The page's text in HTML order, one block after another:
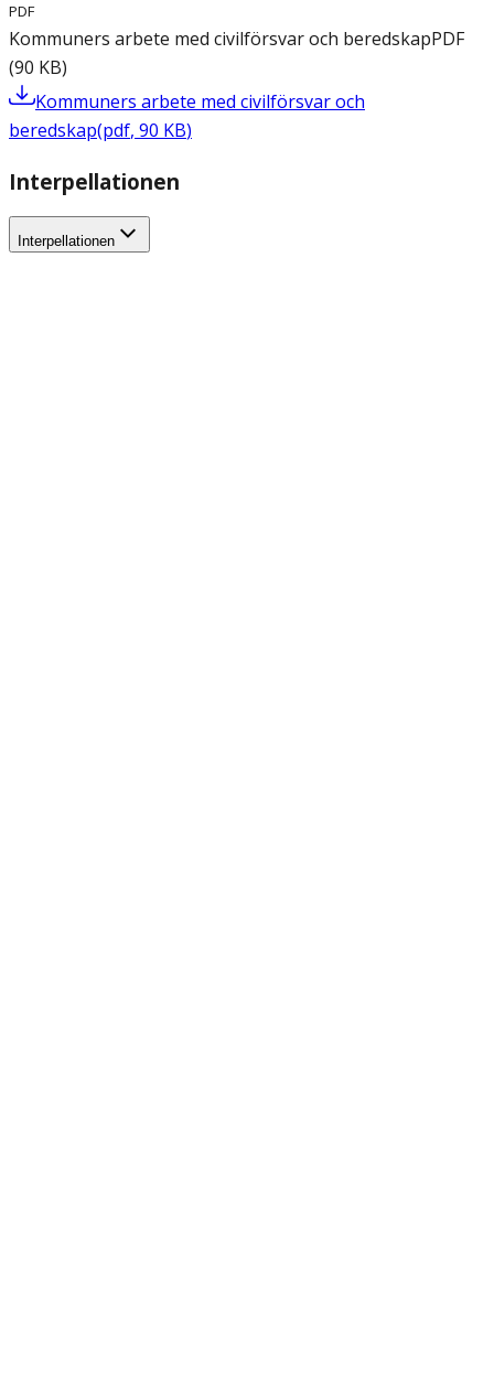
PDF
Kommuners arbete med civilförsvar och beredskapPDF
(90 KB)
Kommuners arbete med civilförsvar och
beredskap(pdf, 90 KB)
Interpellationen
Interpellationen